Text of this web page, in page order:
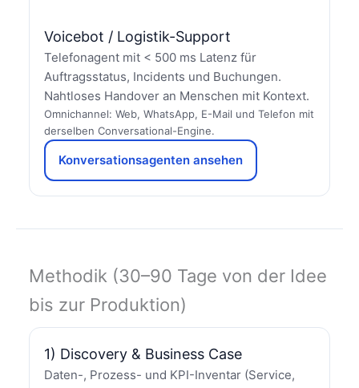
Voicebot / Logistik-Support
Telefonagent mit < 500 ms Latenz für
Auftragsstatus, Incidents und Buchungen.
Nahtloses Handover an Menschen mit Kontext.
Omnichannel: Web, WhatsApp, E-Mail und Telefon mit
derselben Conversational-Engine.
Konversationsagenten ansehen
Methodik (30–90 Tage von der Idee
bis zur Produktion)
1) Discovery & Business Case
Daten-, Prozess- und KPI-Inventar (Service,